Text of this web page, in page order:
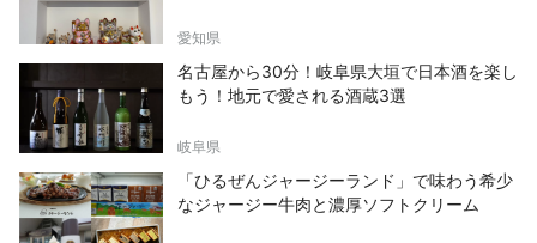
愛知県
名古屋から30分！岐阜県大垣で日本酒を楽し
もう！地元で愛される酒蔵3選
岐阜県
「ひるぜんジャージーランド」で味わう希少
なジャージー牛肉と濃厚ソフトクリーム